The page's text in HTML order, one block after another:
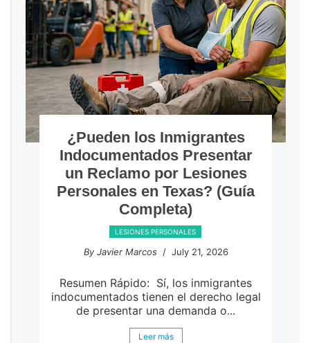
¿Pueden los Inmigrantes
Indocumentados Presentar
un Reclamo por Lesiones
Personales en Texas? (Guía
Completa)
LESIONES PERSONALES
By Javier Marcos/ July 21, 2026
Resumen Rápido: Sí, los inmigrantes
indocumentados tienen el derecho legal
de presentar una demanda o...
Leer más